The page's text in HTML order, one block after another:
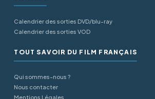
Calendrier des sorties DVD/blu-ray
Calendrier des sorties VOD
TOUT SAVOIR DU FILM FRANÇAIS
Qui sommes-nous ?
Nous contacter
Mentions Légales